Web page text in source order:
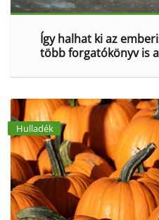
Így halhat ki az
több forgatókönyv is
Hulladék